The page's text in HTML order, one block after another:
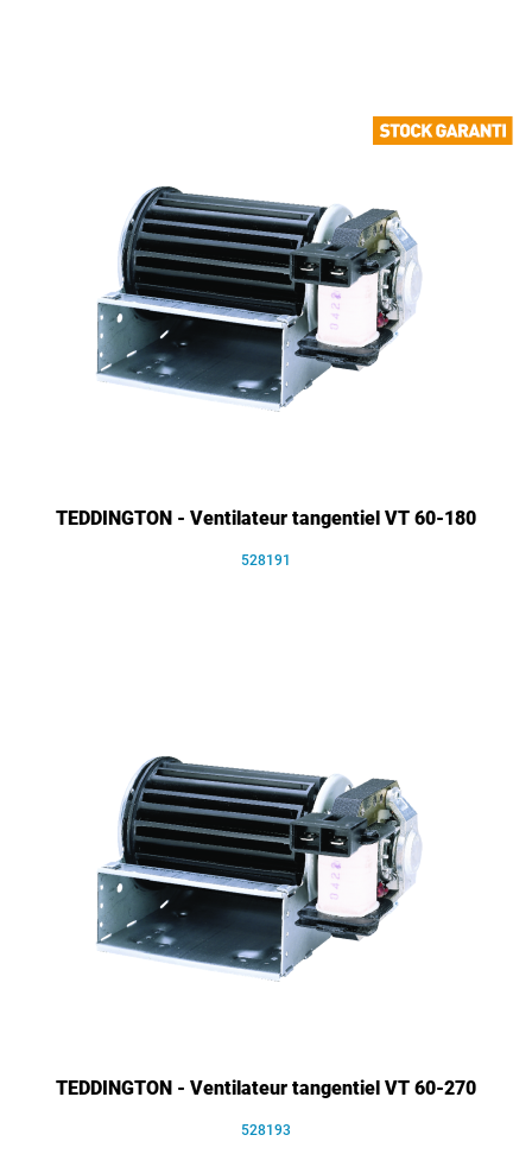
TEDDINGTON - Ventilateur tangentiel VT 60-180
528191
TEDDINGTON - Ventilateur tangentiel VT 60-270
528193